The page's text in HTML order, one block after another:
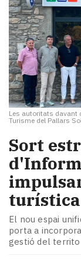
Les autoritats davant
Turisme del Pallars
Sort
turística
El nou espai
porta a
gestió del